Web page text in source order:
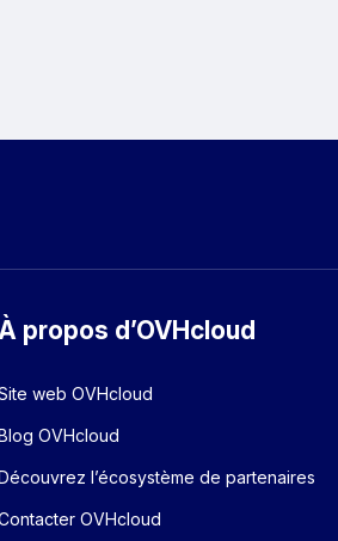
propos d’OVHcloud
web OVHcloud
OVHcloud
l’écosystème de partenaires
OVHcloud